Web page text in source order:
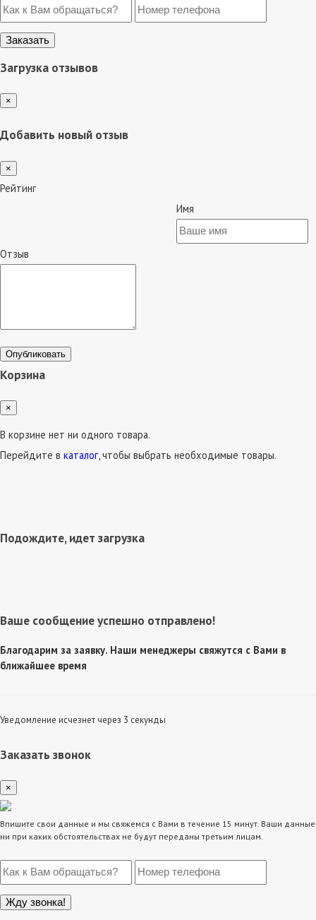
Загрузка отзывов
×
Добавить новый отзыв
×
Рейтинг
Имя
Отзыв
Опубликовать
Корзина
×
В корзине нет ни одного товара.
Перейдите в каталог, чтобы выбрать необходимые товары.
Подождите, идет загрузка
Ваше сообщение успешно отправлено!
Благодарим за заявку. Наши менеджеры свяжутся с Вами в
ближайшее время
Уведомление исчезнет через 3 секунды
Заказать звонок
×
Впишите свои данные и мы свяжемся с Вами в течение 15 минут. Ваши данные
ни при каких обстоятельствах не будут переданы третьим лицам.